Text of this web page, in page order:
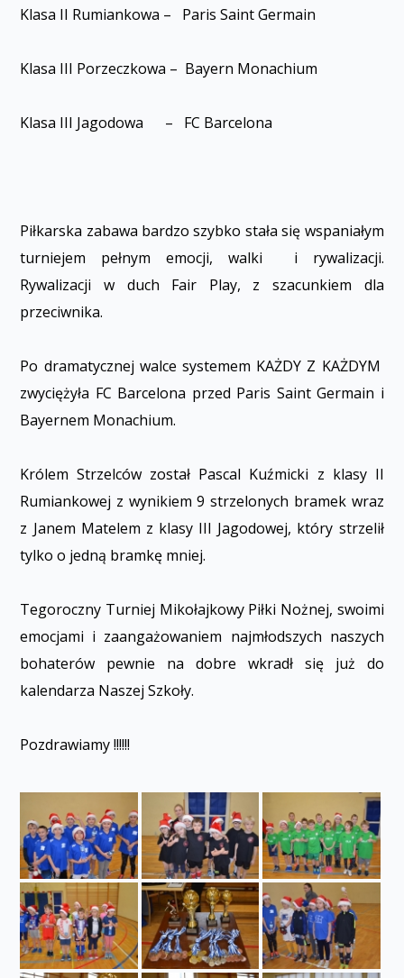
Klasa II Rumiankowa – Paris Saint Germain
Klasa III Porzeczkowa – Bayern Monachium
Klasa III Jagodowa – FC Barcelona
Piłkarska zabawa bardzo szybko stała się wspaniałym
turniejem pełnym emocji, walki i rywalizacji.
Rywalizacji w duch Fair Play, z szacunkiem dla
przeciwnika.
Po dramatycznej walce systemem KAŻDY Z KAŻDYM
zwyciężyła FC Barcelona przed Paris Saint Germain i
Bayernem Monachium.
Królem Strzelców został Pascal Kuźmicki z klasy II
Rumiankowej z wynikiem 9 strzelonych bramek wraz
z Janem Matelem z klasy III Jagodowej, który strzelił
tylko o jedną bramkę mniej.
Tegoroczny Turniej Mikołajkowy Piłki Nożnej, swoimi
emocjami i zaangażowaniem najmłodszych naszych
bohaterów pewnie na dobre wkradł się już do
kalendarza Naszej Szkoły.
Pozdrawiamy !!!!!!